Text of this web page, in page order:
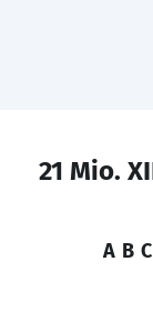
21 Mio.
A B C